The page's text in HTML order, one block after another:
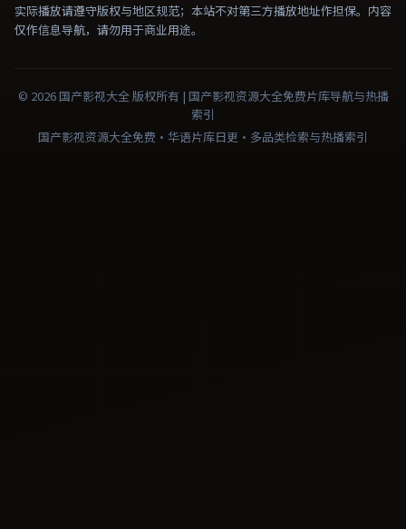
实际播放请遵守版权与地区规范；本站不对第三方播放地址作担保。内容
仅作信息导航，请勿用于商业用途。
© 2026 国产影视大全版权所有 | 国产影视资源大全免费片库导航与热播
索引
国产影视资源大全免费·华语片库日更·多品类检索与热播索引